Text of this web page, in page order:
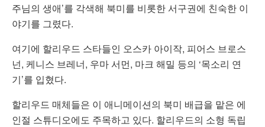
주님의 생애’를 각색해 북미를 비롯한 서구권에 친숙한 이
야기를 그렸다.
여기에 할리우드 스타들인 오스카 아이작, 피어스 브로스
넌, 케니스 브레너, 우마 서먼, 마크 해밀 등의 ‘목소리 연
기’를 입혔다.
할리우드 매체들은 이 애니메이션의 북미 배급을 맡은 에
인절 스튜디오에도 주목하고 있다. 할리우드의 소형 독립